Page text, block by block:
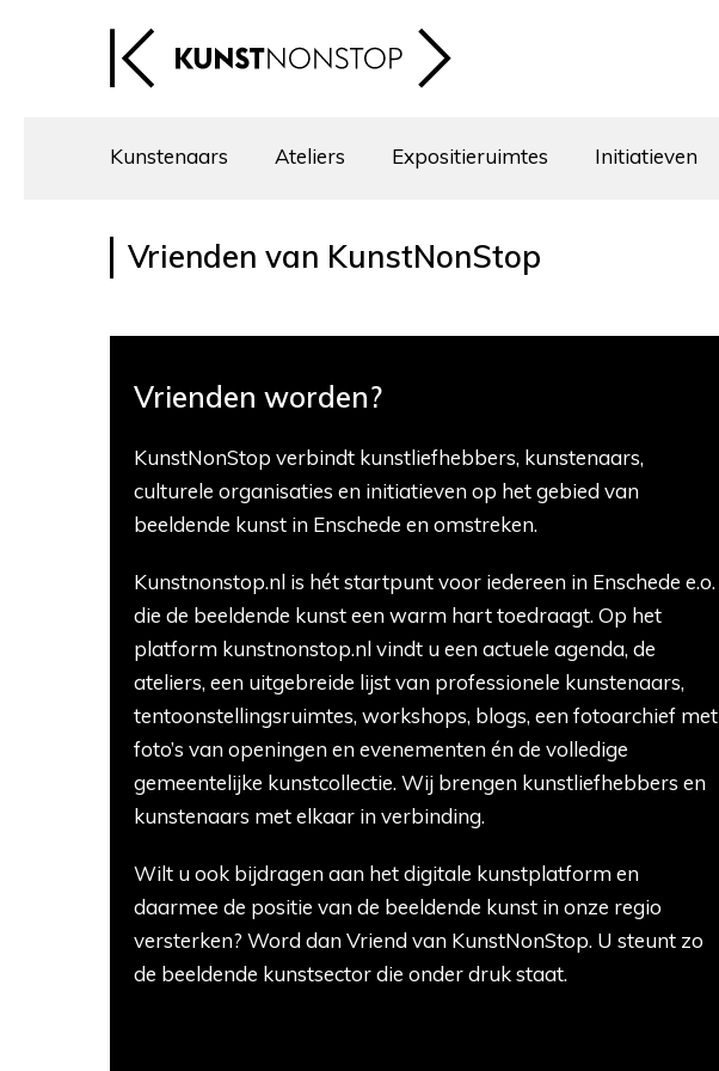
Kunstenaars Ateliers Expositieruimtes Initiatieven
Vrienden van KunstNonStop
Vrienden worden?
KunstNonStop verbindt kunstliefhebbers, kunstenaars,
culturele organisaties en initiatieven op het gebied van
beeldende kunst in Enschede en omstreken.
Kunstnonstop.nl is hét startpunt voor iedereen in Enschede e.o.
die de beeldende kunst een warm hart toedraagt. Op het
platform kunstnonstop.nl vindt u een actuele agenda, de
ateliers, een uitgebreide lijst van professionele kunstenaars,
tentoonstellingsruimtes, workshops, blogs, een fotoarchief met
foto’s van openingen en evenementen én de volledige
gemeentelijke kunstcollectie. Wij brengen kunstliefhebbers en
kunstenaars met elkaar in verbinding.
Wilt u ook bijdragen aan het digitale kunstplatform en
daarmee de positie van de beeldende kunst in onze regio
versterken? Word dan Vriend van KunstNonStop. U steunt zo
de beeldende kunstsector die onder druk staat.